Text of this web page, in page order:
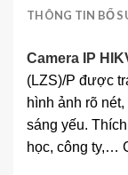
THÔNG TIN BỔ
Camera IP
(LZS)/P được
hình ảnh rõ
sáng yếu.
học, công ty,…